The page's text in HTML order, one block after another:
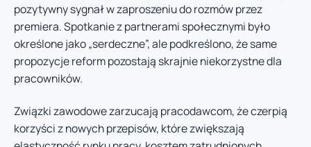
pozytywny sygnał w zaproszeniu do rozmów przez
premiera. Spotkanie z partnerami społecznymi było
określone jako „serdeczne”, ale podkreślono, że same
propozycje reform pozostają skrajnie niekorzystne dla
pracowników.
Związki zawodowe zarzucają pracodawcom, że czerpią
korzyści z nowych przepisów, które zwiększają